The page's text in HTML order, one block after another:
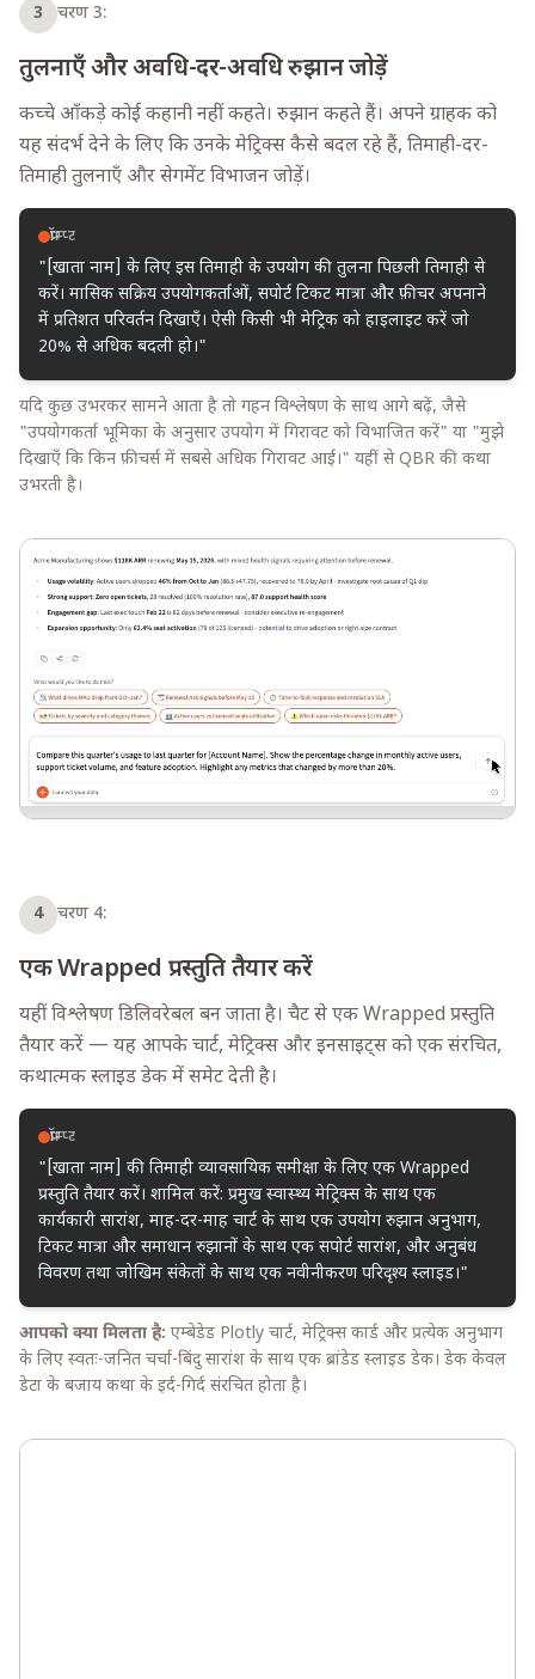
3 चरण 3:
तुलनाएँ और अवधि-दर-अवधि रुझान जोड़ें
कच्चे आँकड़े कोई कहानी नहीं कहते। रुझान कहते हैं। अपने ग्राहक को
यह संदर्भ देने के लिए कि उनके मेट्रिक्स कैसे बदल रहे हैं, तिमाही-दर-
तिमाही तुलनाएँ और सेगमेंट विभाजन जोड़ें।
प्रॉम्प्ट
"[खाता नाम] के लिए इस तिमाही के उपयोग की तुलना पिछली तिमाही से
करें। मासिक सक्रिय उपयोगकर्ताओं, सपोर्ट टिकट मात्रा और फ़ीचर अपनाने
में प्रतिशत परिवर्तन दिखाएँ। ऐसी किसी भी मेट्रिक को हाइलाइट करें जो
20% से अधिक बदली हो।"
यदि कुछ उभरकर सामने आता है तो गहन विश्लेषण के साथ आगे बढ़ें, जैसे
"उपयोगकर्ता भूमिका के अनुसार उपयोग में गिरावट को विभाजित करें" या "मुझे
दिखाएँ कि किन फ़ीचर्स में सबसे अधिक गिरावट आई।" यहीं से QBR की कथा
उभरती है।
4 चरण 4:
एक Wrapped प्रस्तुति तैयार करें
यहीं विश्लेषण डिलिवरेबल बन जाता है। चैट से एक Wrapped प्रस्तुति
तैयार करें — यह आपके चार्ट, मेट्रिक्स और इनसाइट्स को एक संरचित,
कथात्मक स्लाइड डेक में समेट देती है।
प्रॉम्प्ट
"[खाता नाम] की तिमाही व्यावसायिक समीक्षा के लिए एक Wrapped
प्रस्तुति तैयार करें। शामिल करें: प्रमुख स्वास्थ्य मेट्रिक्स के साथ एक
कार्यकारी सारांश, माह-दर-माह चार्ट के साथ एक उपयोग रुझान अनुभाग,
टिकट मात्रा और समाधान रुझानों के साथ एक सपोर्ट सारांश, और अनुबंध
विवरण तथा जोखिम संकेतों के साथ एक नवीनीकरण परिदृश्य स्लाइड।"
आपको क्या मिलता है: एम्बेडेड Plotly चार्ट, मेट्रिक्स कार्ड और प्रत्येक अनुभाग
के लिए स्वतः-जनित चर्चा-बिंदु सारांश के साथ एक ब्रांडेड स्लाइड डेक। डेक केवल
डेटा के बजाय कथा के इर्द-गिर्द संरचित होता है।